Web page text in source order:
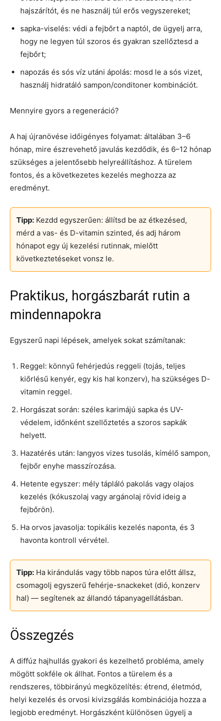
hajszárítót, és ne használj túl erős vegyszereket;
sapka-viselés: védi a fejbőrt a naptól, de ügyelj arra,
hogy ne legyen túl szoros és gyakran szellőztesd a
fejbőrt;
napozás és sós víz utáni ápolás: mosd le a sós vizet,
használj hidratáló sampon/conditoner kombinációt.
Mennyire gyors a regeneráció?
A haj újranövése időigényes folyamat: általában 3–6
hónap, mire észrevehető javulás kezdődik, és 6–12 hónap
szükséges a jelentősebb helyreállításhoz. A türelem
fontos, és a következetes kezelés meghozza az
eredményt.
Tipp: Kezdd egyszerűen: állítsd be az étkezésed,
mérd a vas- és D-vitamin szinted, és adj három
hónapot egy új kezelési rutinnak, mielőtt
következtetéseket vonsz le.
Praktikus, horgászbarát rutin a
mindennapokra
Egyszerű napi lépések, amelyek sokat számítanak:
Reggel: könnyű fehérjedús reggeli (tojás, teljes
kiőrlésű kenyér, egy kis hal konzerv), ha szükséges D-
vitamin reggel.
Horgászat során: széles karimájú sapka és UV-
védelem, időnként szellőztetés a szoros sapkák
helyett.
Hazatérés után: langyos vizes tusolás, kímélő sampon,
fejbőr enyhe masszírozása.
Hetente egyszer: mély tápláló pakolás vagy olajos
kezelés (kókuszolaj vagy argánolaj rövid ideig a
fejbőrön).
Ha orvos javasolja: topikális kezelés naponta, és 3
havonta kontroll vérvétel.
Tipp: Ha kirándulás vagy több napos túra előtt állsz,
csomagolj egyszerű fehérje-snackeket (dió, konzerv
hal) — segítenek az állandó tápanyagellátásban.
Összegzés
A diffúz hajhullás gyakori és kezelhető probléma, amely
mögött sokféle ok állhat. Fontos a türelem és a
rendszeres, többirányú megközelítés: étrend, életmód,
helyi kezelés és orvosi kivizsgálás kombinációja hozza a
legjobb eredményt. Horgászként különösen ügyelj a